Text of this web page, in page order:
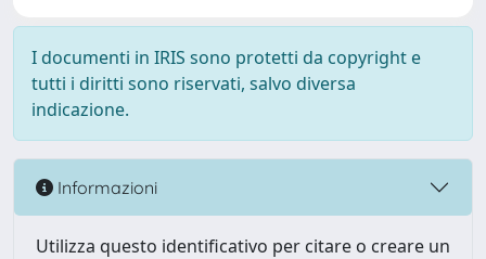
I documenti in IRIS sono protetti da copyright e
tutti i diritti sono riservati, salvo diversa
indicazione.
Informazioni
Utilizza questo identificativo per citare o creare un